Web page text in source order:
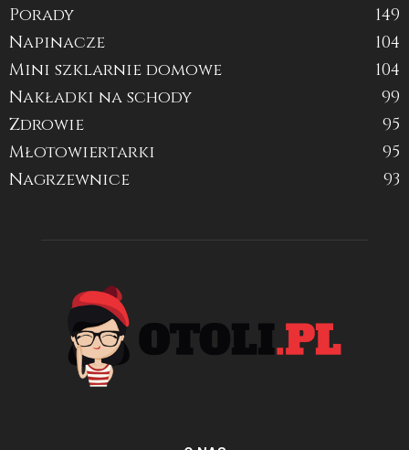
Porady
149
Napinacze
104
Mini szklarnie domowe
104
Nakładki na schody
99
Zdrowie
95
Młotowiertarki
95
Nagrzewnice
93